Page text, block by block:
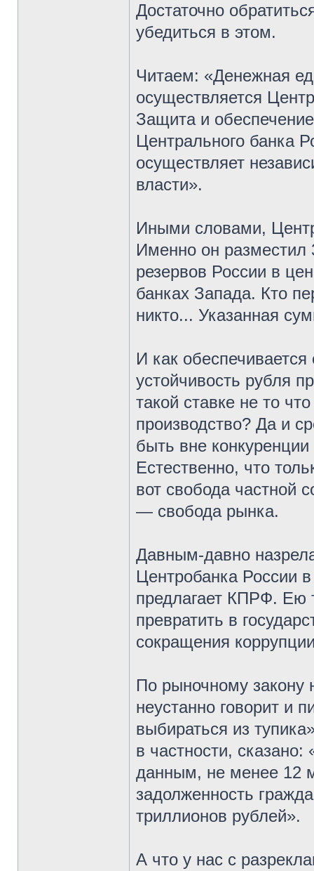
Достаточно
убедиться в этом.
Читаем: «Денежная
осуществляется
Защита и
Центрального банка
осуществляет
власти».
Иными словами,
Именно он разместил
резервов России в
банках Запада. Кто
никто... Указанная
И как
устойчивость рубля
такой ставке не то
производство? Да и
быть вне
Естественно, что
вот свобода частной
— свобода рынка.
Давным-давно
Центробанка России
предлагает КПРФ. Ею
превратить в
сокращения
По рыночному закону
неустанно говорит и
выбираться из
в частности,
данным, не менее 12
задолженность
триллионов рублей».
А что у нас с